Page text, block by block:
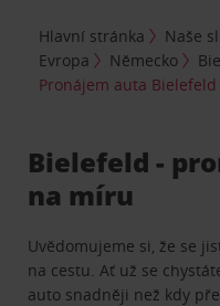
Hlavní stránka Naše
Evropa
Německo
Pronájem auta Bielefeld
Bielefeld -
na míru
Uvědomujeme si, že se
na cestu. Ať už se
auto snadněji než kdy